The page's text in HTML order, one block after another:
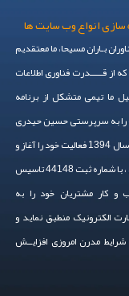
سازی انواع وب سایت ها
بـاران مسیحا، ما معتقدیم
قـــــدرت فناوری اطلاعات
ما تیمی متشکل از برنامه
را به سرپرستی حسین حیدری
شاهی سرایی گرد هم آورده ایم. سال 1394 فعالیت خود را آغاز و
در سال 1401 به صـــورت رسمی ، با شماره ثبت 44148 تاسیس
کار مشتریان خود را به
الکترونیک منطبق نماید و
شرایط مدرن امروزی افزایــش